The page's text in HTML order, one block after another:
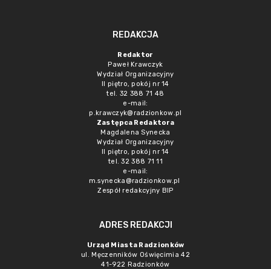
REDAKCJA
Redaktor
Paweł Krawczyk
Wydział Organizacyjny
II piętro, pokój nr 14
tel. 32 388 71 48
e-mail:
p.krawczyk@radzionkow.pl
Zastępca Redaktora
Magdalena Synecka
Wydział Organizacyjny
II piętro, pokój nr 14
tel. 32 388 71 11
e-mail:
m.synecka@radzionkow.pl
Zespół redakcyjny BIP
ADRES REDAKCJI
Urząd Miasta Radzionków
ul. Męczenników Oświęcimia 42
41-922 Radzionków